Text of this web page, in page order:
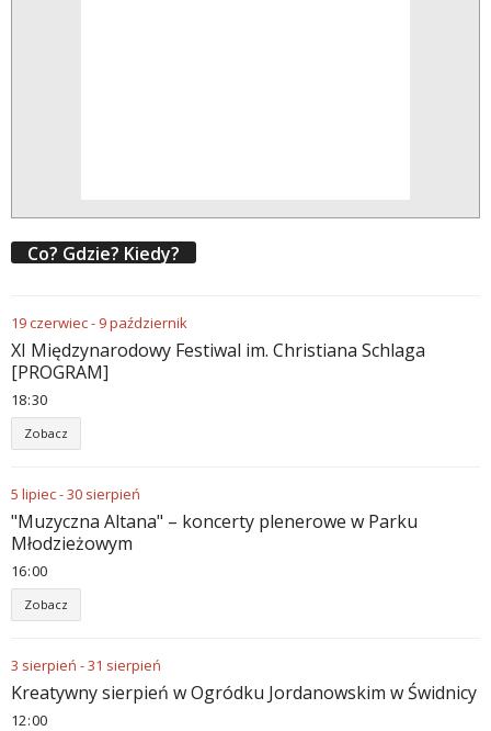
Co? Gdzie? Kiedy?
19czerwiec- 9październik
XI Międzynarodowy Festiwal im. Christiana Schlaga
[PROGRAM]
18:30
Zobacz
5 lipiec-30 sierpień
"Muzyczna Altana" – koncerty plenerowe w Parku
Młodzieżowym
16:00
Zobacz
3 sierpień -31 sierpień
Kreatywny sierpień w Ogródku Jordanowskim w Świdnicy
12:00